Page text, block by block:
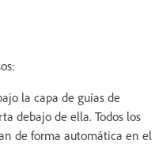
la capa de guías de
debajo de ella. Todos los
de forma automática en el